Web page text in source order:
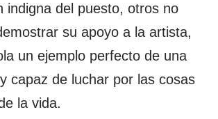
indigna del puesto, otros no
su apoyo a la artista,
un ejemplo perfecto de una
capaz de luchar por las cosas
la vida.